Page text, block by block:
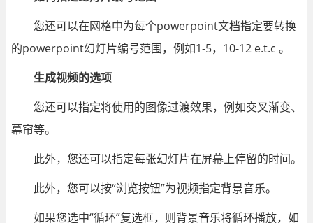
您还可以在网格中为每个powerpoint文档指定要转换
的powerpoint幻灯片编号范围，例如1-5，10-12 e.t.c 。
生成视频的选项
您还可以指定将使用的图像过渡效果，例如交叉渐变、
幕帘等。
此外，您还可以指定每张幻灯片在屏幕上停留的时间。
此外，您可以按“浏览按钮”为视频指定背景音乐。
如果您选中“循环”复选框，则背景音乐将循环播放，如